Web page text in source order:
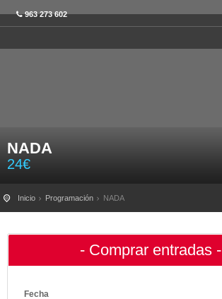
963 273 602
NADA
24€
Inicio Programación NADA
- Comprar entradas -
Fecha